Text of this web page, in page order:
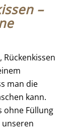
–
man die
kann.
ohne Füllung